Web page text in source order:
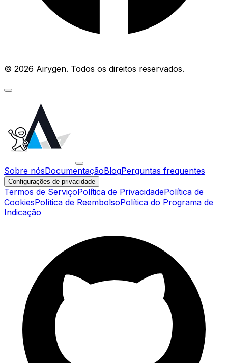
© 2026 Airygen. Todos os direitos reservados.
Sobre nósDocumentaçãoBlogPerguntas frequentes
Configurações de privacidade
Termos de ServiçoPolítica de PrivacidadePolítica de
CookiesPolítica de ReembolsoPolítica do Programa de
Indicação